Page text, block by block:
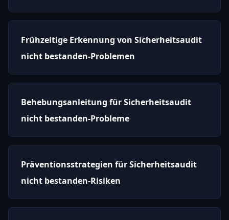
Frühzeitige Erkennung von Sicherheitsaudit
nicht bestanden-Problemen
Behebungsanleitung für Sicherheitsaudit
nicht bestanden-Probleme
Präventionsstrategien für Sicherheitsaudit
nicht bestanden-Risiken